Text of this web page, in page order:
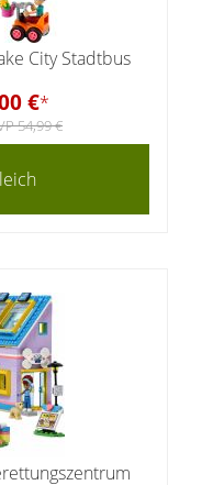
City Stadtbus
€*
54,99 €